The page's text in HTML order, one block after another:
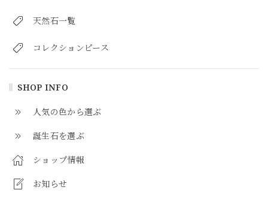
天然石一覧
コレクションピース
SHOP INFO
人気の色から選ぶ
誕生石を選ぶ
ショップ情報
お知らせ